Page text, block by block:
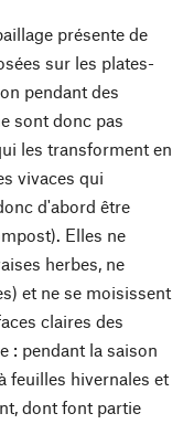
présente de
sur les plates-
pendant des
sont donc pas
les transforment en
vivaces qui
d'abord être
Elles ne
herbes, ne
et ne se moisissent
claires des
: pendant la saison
feuilles hivernales et
dont font partie